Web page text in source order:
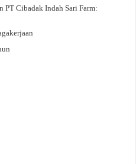
Cibadak Indah Sari Farm: